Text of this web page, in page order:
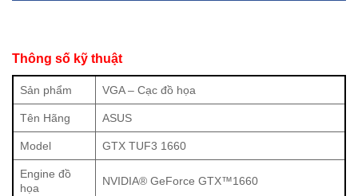
Thông số kỹ thuật
Sản phẩm VGA – Cạc đồ họa
Tên Hãng ASUS
Model GTX TUF3 1660
Engine đồ
họa
NVIDIA® GeForce GTX™1660